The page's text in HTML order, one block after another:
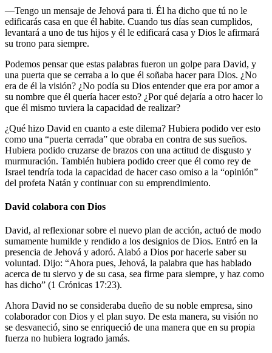
—Tengo un mensaje de Jehová para ti. Él ha dicho que tú no le
edificarás casa en que él habite. Cuando tus días sean cumplidos,
levantará a uno de tus hijos y él le edificará casa y Dios le afirmará
su trono para siempre.
Podemos pensar que estas palabras fueron un golpe para David, y
una puerta que se cerraba a lo que él soñaba hacer para Dios. ¿No
era de él la visión? ¿No podía su Dios entender que era por amor a
su nombre que él quería hacer esto? ¿Por qué dejaría a otro hacer lo
que él mismo tuviera la capacidad de realizar?
¿Qué hizo David en cuanto a este dilema? Hubiera podido ver esto
como una “puerta cerrada” que obraba en contra de sus sueños.
Hubiera podido cruzarse de brazos con una actitud de disgusto y
murmuración. También hubiera podido creer que él como rey de
Israel tendría toda la capacidad de hacer caso omiso a la “opinión”
del profeta Natán y continuar con su emprendimiento.
David colabora con Dios
David, al reflexionar sobre el nuevo plan de acción, actuó de modo
sumamente humilde y rendido a los designios de Dios. Entró en la
presencia de Jehová y adoró. Alabó a Dios por hacerle saber su
voluntad. Dijo: “Ahora pues, Jehová, la palabra que has hablado
acerca de tu siervo y de su casa, sea firme para siempre, y haz como
has dicho” (1 Crónicas 17:23).
Ahora David no se consideraba dueño de su noble empresa, sino
colaborador con Dios y el plan suyo. De esta manera, su visión no
se desvaneció, sino se enriqueció de una manera que en su propia
fuerza no hubiera logrado jamás.